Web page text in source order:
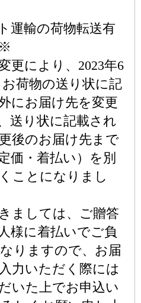
輸の荷物転送有
更により、2023年6
荷物の送り状に記
にお届け先を変更
送り状に記載され
後のお届け先まで
価・着払い）を別
ことになりまし
ましては、ご贈答
様に着払いでご負
りますので、お届
力いただく際には
いた上でお申込い